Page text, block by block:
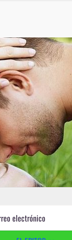
electrónico